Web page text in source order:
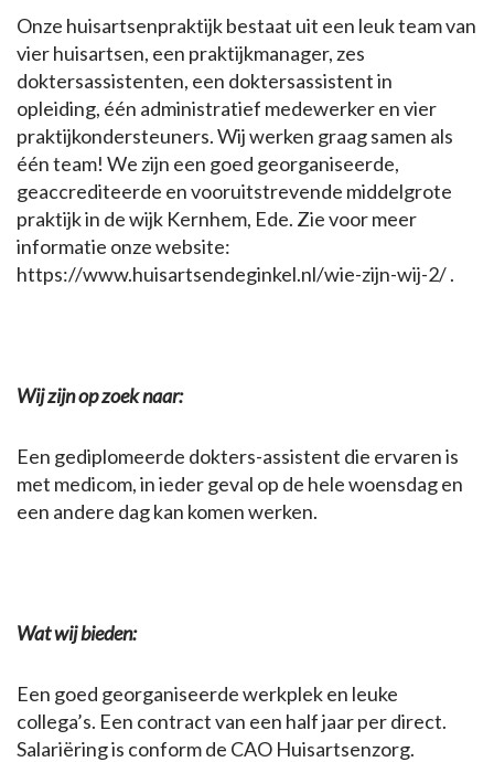
Onze huisartsenpraktijk bestaat uit een leuk team van
vier huisartsen, een praktijkmanager, zes
doktersassistenten, een doktersassistent in
opleiding, één administratief medewerker en vier
praktijkondersteuners. Wij werken graag samen als
één team! We zijn een goed georganiseerde,
geaccrediteerde en vooruitstrevende middelgrote
praktijk in de wijk Kernhem, Ede. Zie voor meer
informatie onze website:
https://www.huisartsendeginkel.nl/wie-zijn-wij-2/ .
Wij zijn op zoek naar:
Een gediplomeerde dokters-assistent die ervaren is
met medicom, in ieder geval op de hele woensdag en
een andere dag kan komen werken.
Wat wij bieden:
Een goed georganiseerde werkplek en leuke
collega’s. Een contract van een half jaar per direct.
Salariëring is conform de CAO Huisartsenzorg.